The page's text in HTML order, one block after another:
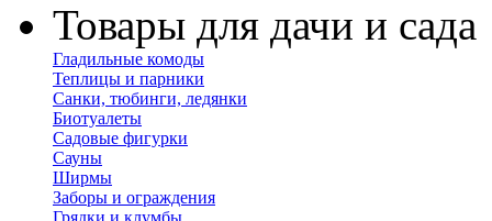
Товары для дачи и сада
Гладильные комоды
Теплицы и парники
Санки, тюбинги, ледянки
Биотуалеты
Садовые фигурки
Сауны
Ширмы
Заборы и ограждения
Грядки и клумбы